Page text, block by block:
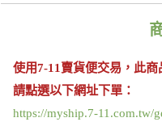
使用7-11賣貨便交易 ，此
請點選以下網址下單：
https://myship.7-11.com.tw/